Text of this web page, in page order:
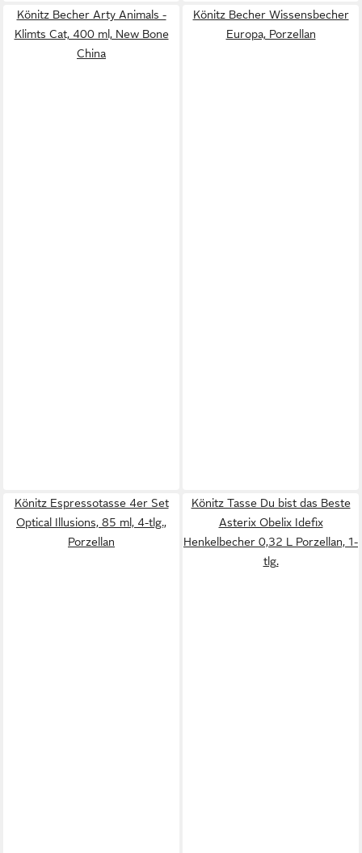
Könitz Becher Arty Animals -
Klimts Cat, 400 ml, New Bone
China
Könitz Becher Wissensbecher
Europa, Porzellan
Könitz Espressotasse 4er Set
Optical Illusions, 85 ml, 4-tlg.,
Porzellan
Könitz Tasse Du bist das Beste
Asterix Obelix Idefix
Henkelbecher 0,32 L Porzellan, 1-
tlg.